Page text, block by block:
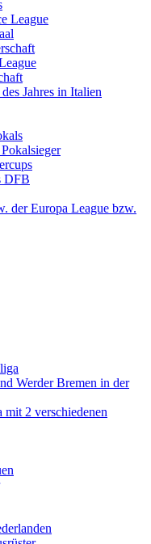
League
Jahres in Italien
DFB
der Europa League bzw.
Werder Bremen in der
2 verschiedenen